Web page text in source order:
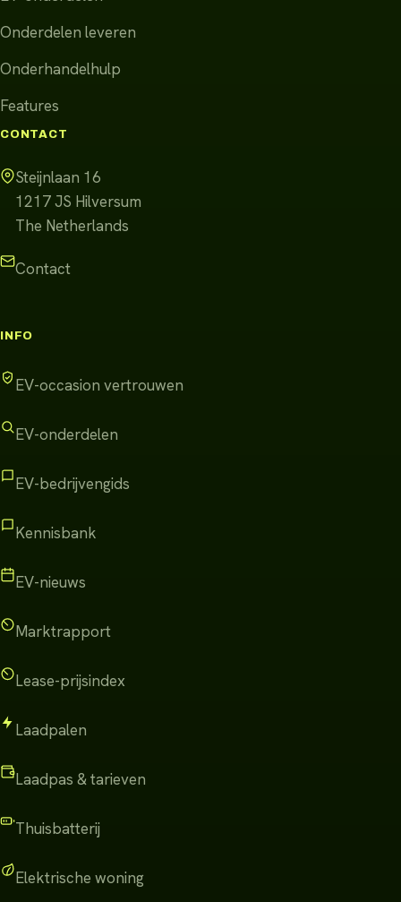
Onderdelen leveren
Onderhandelhulp
Features
CONTACT
Steijnlaan 16
1217 JS Hilversum
The Netherlands
Contact
INFO
EV-occasion vertrouwen
EV-onderdelen
EV-bedrijvengids
Kennisbank
EV-nieuws
Marktrapport
Lease-prijsindex
Laadpalen
Laadpas & tarieven
Thuisbatterij
Elektrische woning